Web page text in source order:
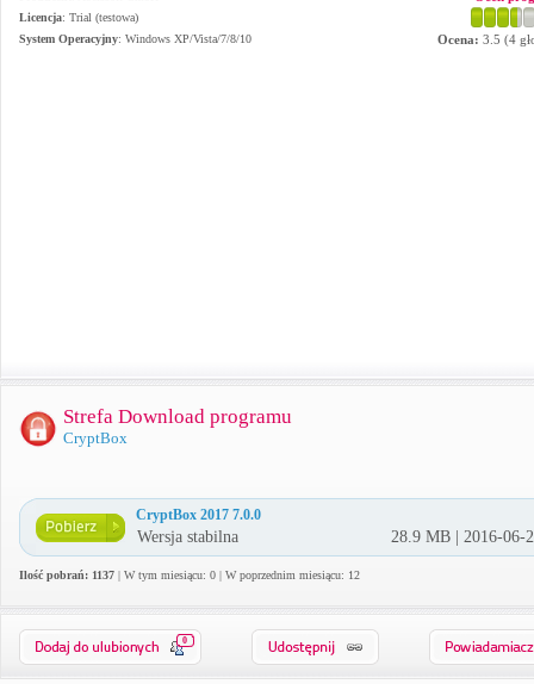
Licencja: Trial (testowa)
System Operacyjny: Windows XP/Vista/7/8/10 Ocena: 3.5 (4
Strefa Download programu
CryptBox
CryptBox 2017 7.0.0
Wersja stabilna 28.9 MB | 2016-06-
Ilość pobrań: 1137 | W tym miesiącu: 0 | W poprzednim miesiącu: 12
0